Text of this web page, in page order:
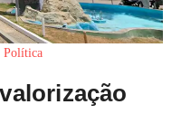
Política